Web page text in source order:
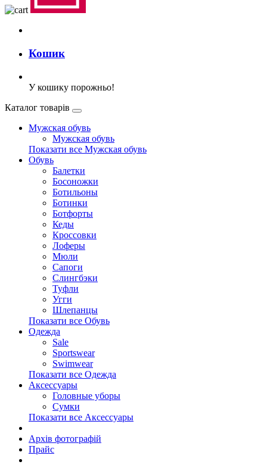
Кошик
У кошику порожньо!
Каталог товарів
Мужская обувь
Мужская обувь
Показати все Мужская обувь
Обувь
Балетки
Босоножки
Ботильоны
Ботинки
Ботфорты
Кеды
Кроссовки
Лоферы
Мюли
Сапоги
Слингбэки
Туфли
Угги
Шлепанцы
Показати все Обувь
Одежда
Sale
Sportswear
Swimwear
Показати все Одежда
Аксессуары
Головные уборы
Сумки
Показати все Аксессуары
Архів фотографій
Прайс